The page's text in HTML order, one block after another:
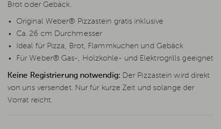
Brot oder Gebäck.
Original Weber® Pizzastein gratis inklusive
Ca. 26 cm Durchmesser
Ideal für Pizza, Brot, Flammkuchen und Gebäck
Für Weber® Gas-, Holzkohle- und Elektrogrills geeignet
Keine Registrierung notwendig: Der Pizzastein wird direkt
von uns versendet. Nur für kurze Zeit und solange der
Vorrat reicht.